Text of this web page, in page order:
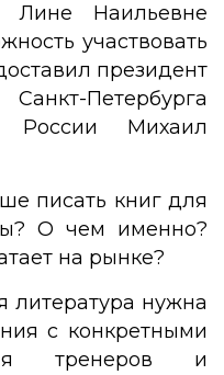
Наильевне
участвовать
президент
Петербурга
России Михаил
писать книг для
О чем именно?
на рынке?
литература нужна
с конкретными
тренеров и